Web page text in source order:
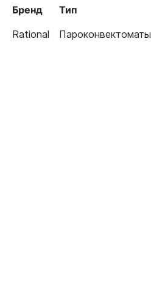
Пароконвектомат Rational CM
Бренд Тип
Rational
Пароконвектоматы